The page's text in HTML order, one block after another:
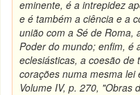
eminente, é a intrepidez
e é também a ciência e a
união com a Sé de Roma,
Poder do mundo; enfim, é
eclesiásticas, a coesão
corações numa mesma
Volume IV, p. 270, "Obras